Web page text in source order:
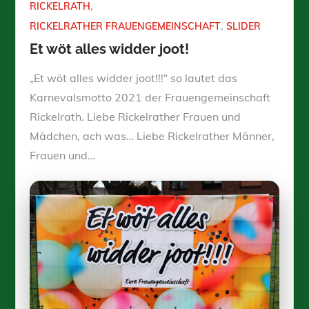
RICKELRATH
RICKELRATHER FRAUENGEMEINSCHAFT SLIDER
Et wöt alles widder joot!
„Et wöt alles widder joot!!!“ so lautet das
Karnevalsmotto 2021 der Frauengemeinschaft
Rickelrath. Liebe Rickelrather Frauen und
Mädchen, ach was… Liebe Rickelrather Männer,
Frauen und…